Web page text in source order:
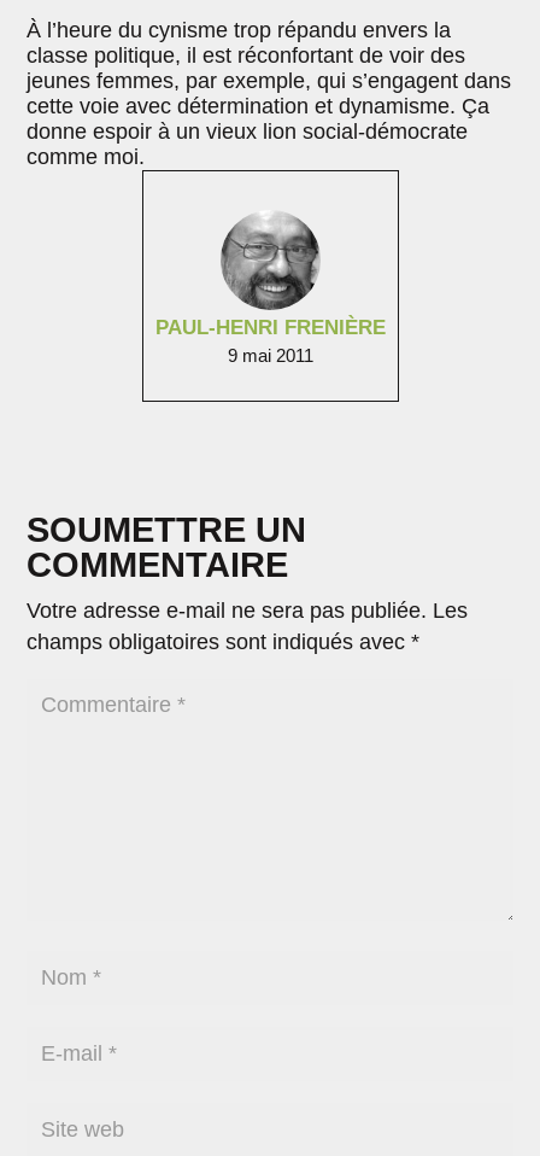
PAUL-HENRI FRENIÈRE
9 mai 2011
À l’heure du cynisme trop répandu envers la
classe politique, il est réconfortant de voir des
jeunes femmes, par exemple, qui s’engagent dans
cette voie avec détermination et dynamisme. Ça
donne espoir à un vieux lion social-démocrate
comme moi.
SOUMETTRE UN
COMMENTAIRE
Votre adresse e-mail ne sera pas publiée. Les
champs obligatoires sont indiqués avec*